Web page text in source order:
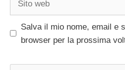
Salva il mio nome, email e
browser per la prossima